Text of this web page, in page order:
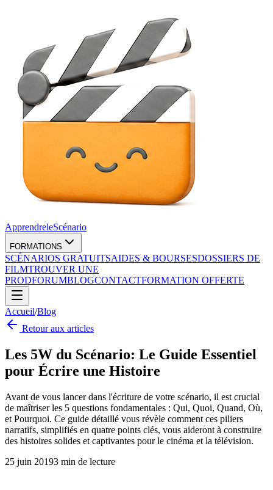
ApprendreleScénario
FORMATIONS
SCÉNARIOS GRATUITSAIDES & BOURSESDOSSIERS DE
FILMTROUVER UNE
PRODFORUMBLOGCONTACTFORMATION OFFERTE
Accueil/Blog
Retour aux articles
Les 5W du Scénario: Le Guide Essentiel
pour Écrire une Histoire
Avant de vous lancer dans l'écriture de votre scénario, il est crucial
de maîtriser les 5 questions fondamentales : Qui, Quoi, Quand, Où,
et Pourquoi. Ce guide détaillé vous révèle comment ces piliers
narratifs, simplifiés en quatre points clés, vous aideront à construire
des histoires solides et captivantes pour le cinéma et la télévision.
25 juin 20193 min de lecture